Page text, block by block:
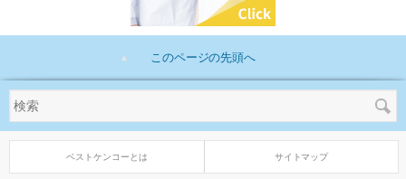
このページの先頭へ
ベストケンコーとは サイトマップ